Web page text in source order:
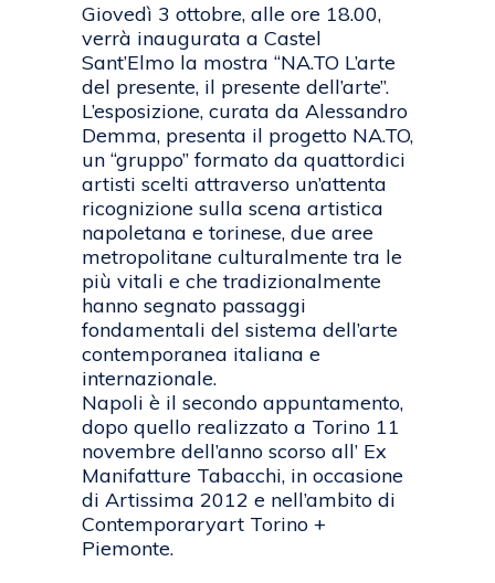
Giovedì 3 ottobre, alle ore 18.00,
verrà inaugurata a Castel
Sant’Elmo la mostra “NA.TO L’arte
del presente, il presente dell’arte”.
L’esposizione, curata da Alessandro
Demma, presenta il progetto NA.TO,
un “gruppo” formato da quattordici
artisti scelti attraverso un’attenta
ricognizione sulla scena artistica
napoletana e torinese, due aree
metropolitane culturalmente tra le
più vitali e che tradizionalmente
hanno segnato passaggi
fondamentali del sistema dell’arte
contemporanea italiana e
internazionale.
Napoli è il secondo appuntamento,
dopo quello realizzato a Torino 11
novembre dell’anno scorso all’ Ex
Manifatture Tabacchi, in occasione
di Artissima 2012 e nell’ambito di
Contemporaryart Torino +
Piemonte.